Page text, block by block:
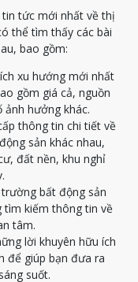
tức mới nhất về thị
thể tìm thấy các bài
bao gồm:
xu hướng mới nhất
gồm giá cả, nguồn
ảnh hưởng khác.
thông tin chi tiết về
sản khác nhau,
đất nền, khu nghỉ
bất động sản
tìm kiếm thông tin về
tâm.
lời khuyên hữu ích
để giúp bạn đưa ra
suốt.